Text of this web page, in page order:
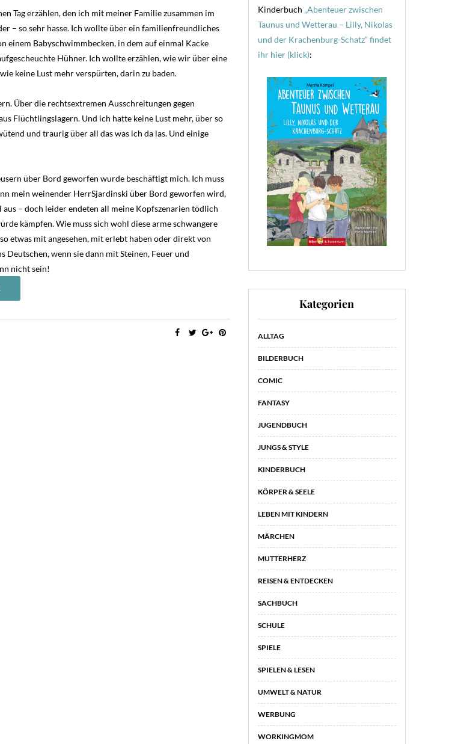
Tag erzählen, den ich mit meiner Familie zusammen im
– so sehr hasse. Ich wollte über ein familienfreundliches
einem Babyschwimmbecken, in dem auf einmal Kacke
Hühner. Ich wollte erzählen, wie wir über eine
keine Lust mehr verspürten, darin zu baden.
Über die rechtsextremen Ausschreitungen gegen
Flüchtlingslagern. Und ich hatte keine Lust mehr, über so
und traurig über all das was ich da las. Und einige
über Bord geworfen wurde beschäftigt mich. Ich muss
mein weinender HerrSjardinski über Bord geworfen wird,
– doch leider endeten all meine Kopfszenarien tödlich
kämpfen. Wie muss sich wohl diese arme schwangere
etwas mit angesehen, mit erlebt haben oder direkt von
Deutschen, wenn sie dann mit Steinen, Feuer und
nicht sein!
Kinderbuch „Abenteuer zwischen
Taunus und Wetterau – Lilly, Nikolas
und der Krachenburg-Schatz“ findet
ihr hier (klick):
Kategorien
ALLTAG
BILDERBUCH
COMIC
FANTASY
JUGENDBUCH
JUNGS & STYLE
KINDERBUCH
KÖRPER & SEELE
LEBEN MIT KINDERN
MÄRCHEN
MUTTERHERZ
REISEN & ENTDECKEN
SACHBUCH
SCHULE
SPIELE
SPIELEN & LESEN
UMWELT & NATUR
WERBUNG
WORKINGMOM